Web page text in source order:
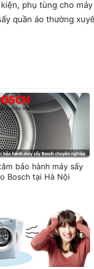
phụ tùng cho
quần áo thường
bảo hành máy sấy
Bosch tại Hà Nội